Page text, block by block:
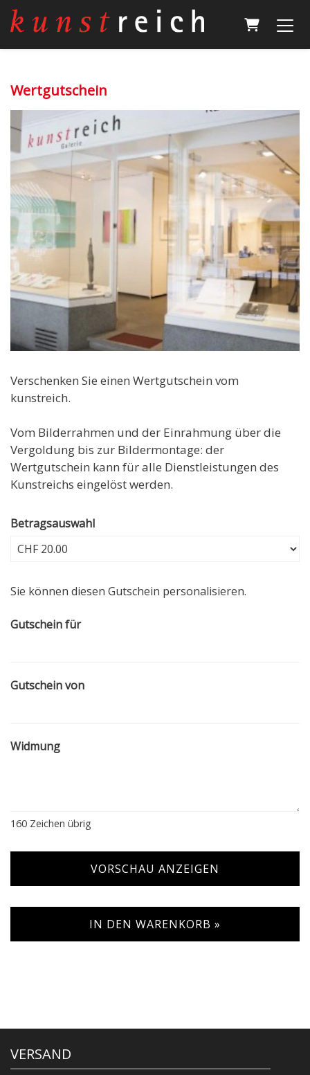
Wertgutschein
Verschenken Sie einen Wertgutschein vom
kunstreich.
Vom Bilderrahmen und der Einrahmung über die
Vergoldung bis zur Bildermontage: der
Wertgutschein kann für alle Dienstleistungen des
Kunstreichs eingelöst werden.
Betragsauswahl
Sie können diesen Gutschein personalisieren.
Gutschein für
Gutschein von
Widmung
160 Zeichen übrig
VORSCHAU ANZEIGEN
IN DEN WARENKORB »
VERSAND